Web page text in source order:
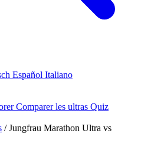
Español Italiano
Comparer les ultras Quiz
/ Jungfrau Marathon Ultra vs